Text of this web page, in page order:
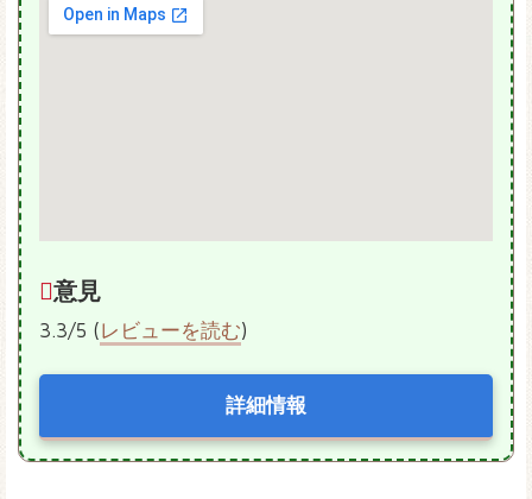
意見
3.3/5 (レビューを読む)
詳細情報